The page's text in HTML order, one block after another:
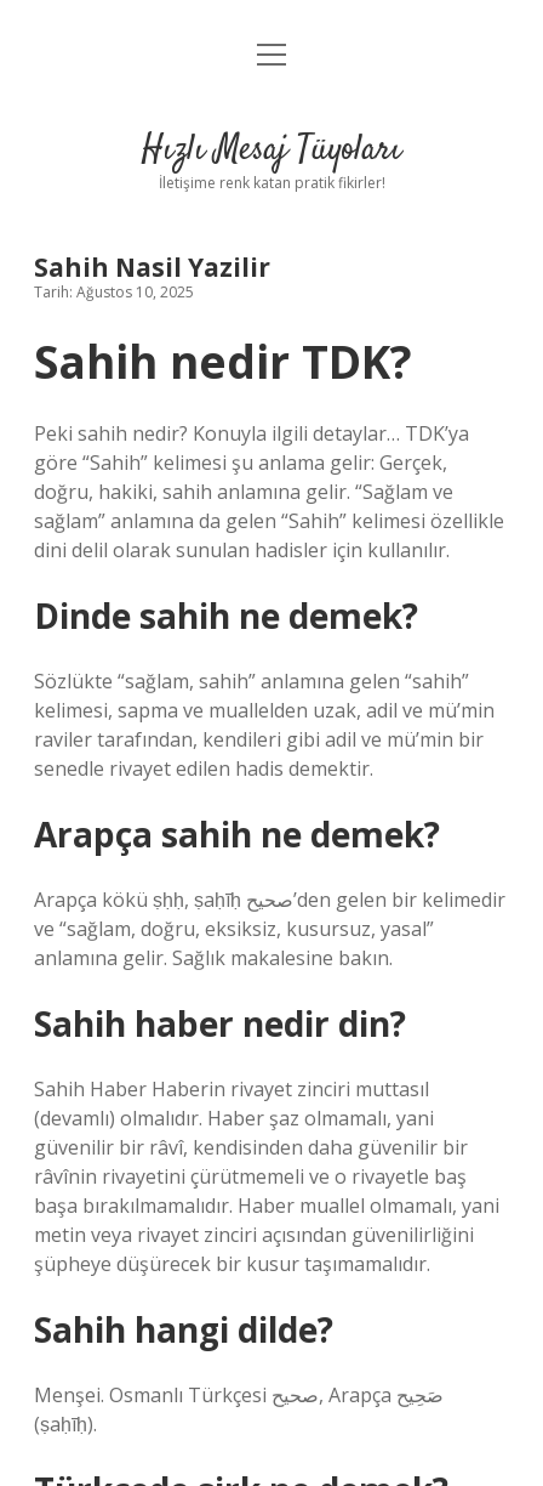
Anasayfa
Yasal Uyarı
menüyü
Hızlı Mesaj Tüyoları
İletişime renk katan pratik fikirler!
Sahih Nasil Yazilir
Tarih: Ağustos 10, 2025
Sahih nedir TDK?
Peki sahih nedir? Konuyla ilgili detaylar… TDK’ya
göre “Sahih” kelimesi şu anlama gelir: Gerçek,
doğru, hakiki, sahih anlamına gelir. “Sağlam ve
sağlam” anlamına da gelen “Sahih” kelimesi özellikle
dini delil olarak sunulan hadisler için kullanılır.
Dinde sahih ne demek?
Sözlükte “sağlam, sahih” anlamına gelen “sahih”
kelimesi, sapma ve muallelden uzak, adil ve mü’min
raviler tarafından, kendileri gibi adil ve mü’min bir
senedle rivayet edilen hadis demektir.
Arapça sahih ne demek?
Arapça kökü ṣḥḥ, ṣaḥīḥ صحيح’den gelen bir kelimedir
ve “sağlam, doğru, eksiksiz, kusursuz, yasal”
anlamına gelir. Sağlık makalesine bakın.
Sahih haber nedir din?
Sahih Haber Haberin rivayet zinciri muttasıl
(devamlı) olmalıdır. Haber şaz olmamalı, yani
güvenilir bir râvî, kendisinden daha güvenilir bir
râvînin rivayetini çürütmemeli ve o rivayetle baş
başa bırakılmamalıdır. Haber muallel olmamalı, yani
metin veya rivayet zinciri açısından güvenilirliğini
şüpheye düşürecek bir kusur taşımamalıdır.
Sahih hangi dilde?
Menşei. Osmanlı Türkçesi صحيح, Arapça صَحِيح
(ṣaḥīḥ).